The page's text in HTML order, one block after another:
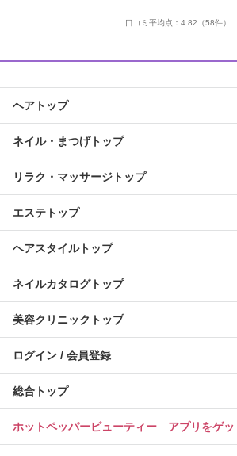
口コミ平均点： 4.82 （58件）
ヘアトップ
ネイル・まつげトップ
リラク・マッサージトップ
エステトップ
ヘアスタイルトップ
ネイルカタログトップ
美容クリニックトップ
ログイン / 会員登録
総合トップ
ホットペッパービューティー アプリをゲッ